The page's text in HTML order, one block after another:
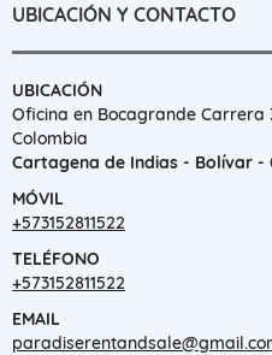
UBICACIÓN Y CONTACTO
UBICACIÓN
Oficina en Bocagrande Carrera
Colombia
Cartagena de Indias - Bolívar -
MÓVIL
+573152811522
TELÉFONO
+573152811522
EMAIL